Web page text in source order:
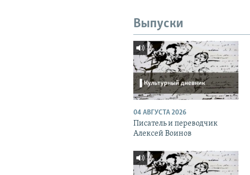
Выпуски
04 АВГУСТА 2026
Писатель и переводчик
Алексей Воинов